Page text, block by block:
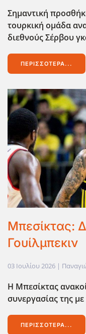
Σημαντική
τουρκική ομάδα
διεθνούς Σέρβου
ΠΕΡΙΣΣΌΤΕΡΑ...
Μπεσίκτας:
Γουίλμπεκιν
03 Ιουλίου 2026 |
Η Μπεσίκτας
συνεργασίας της
ΠΕΡΙΣΣΌΤΕΡΑ...